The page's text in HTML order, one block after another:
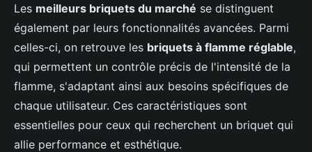
Les meilleurs briquets du marché se distinguent
également par leurs fonctionnalités avancées. Parmi
celles-ci, on retrouve les briquets à flamme réglable,
qui permettent un contrôle précis de l'intensité de la
flamme, s'adaptant ainsi aux besoins spécifiques de
chaque utilisateur. Ces caractéristiques sont
essentielles pour ceux qui recherchent un briquet qui
allie performance et esthétique.